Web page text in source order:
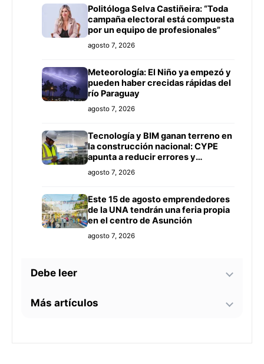
Politóloga Selva Castiñeira: “Toda
campaña electoral está compuesta
por un equipo de profesionales”
agosto 7, 2026
Meteorología: El Niño ya empezó y
pueden haber crecidas rápidas del
río Paraguay
agosto 7, 2026
Tecnología y BIM ganan terreno en
la construcción nacional: CYPE
apunta a reducir errores y
sobrecostos
agosto 7, 2026
Este 15 de agosto emprendedores
de la UNA tendrán una feria propia
en el centro de Asunción
agosto 7, 2026
Debe leer
México avanza en apertura de su
Más artículos